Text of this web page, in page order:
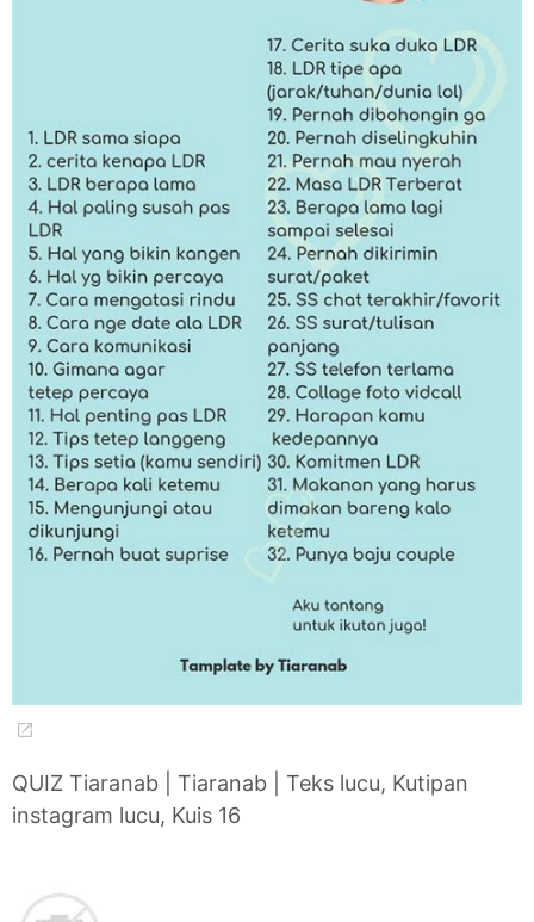
QUIZ Tiaranab | Tiaranab | Teks lucu, Kutipan
instagram lucu, Kuis 16